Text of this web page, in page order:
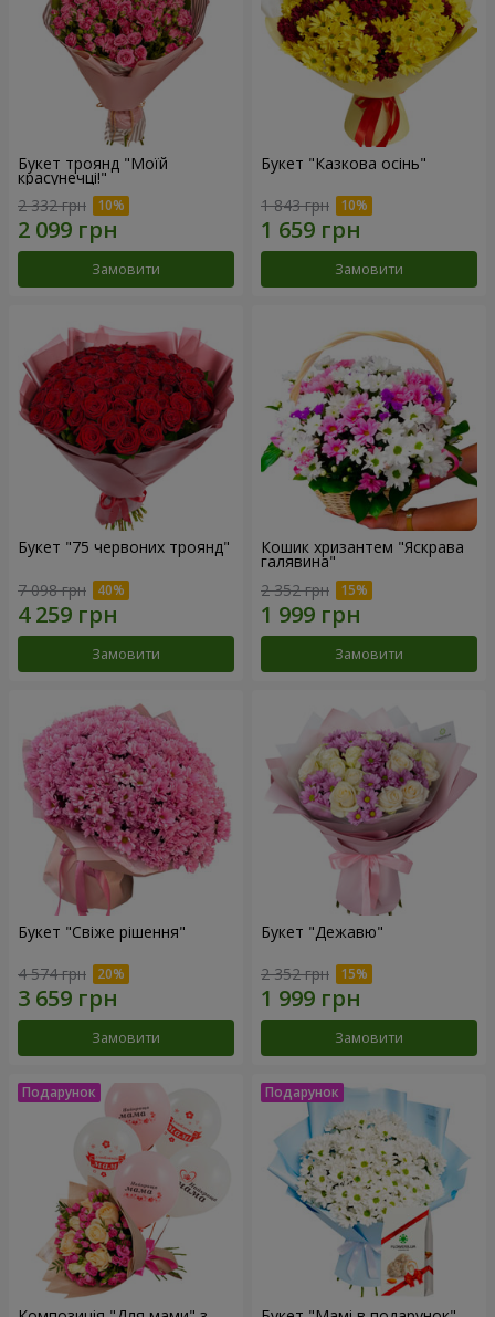
Букет троянд "Моїй
красунечці!"
2 332 грн
Замовити
Букет "Казкова осінь"
1 843 грн
Замовити
Букет "75 червоних троянд"
7 098 грн
Замовити
Кошик хризантем "Яскрава
галявина"
2 352 грн
Замовити
Букет "Свіже рішення"
4 574 грн
Замовити
Букет "Дежавю"
2 352 грн
Замовити